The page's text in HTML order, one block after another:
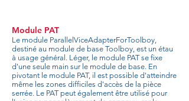
Module PAT
Le module ParallelViceAdapterForToolboy,
destiné au module de base Toolboy, est un étau
à usage général. Léger, le module PAT se fixe
d'une seule main sur le module de base. En
pivotant le module PAT, il est possible d'atteindre
même les zones difficiles d'accès de la pièce
serrée. Le PAT peut également être utilisé pour